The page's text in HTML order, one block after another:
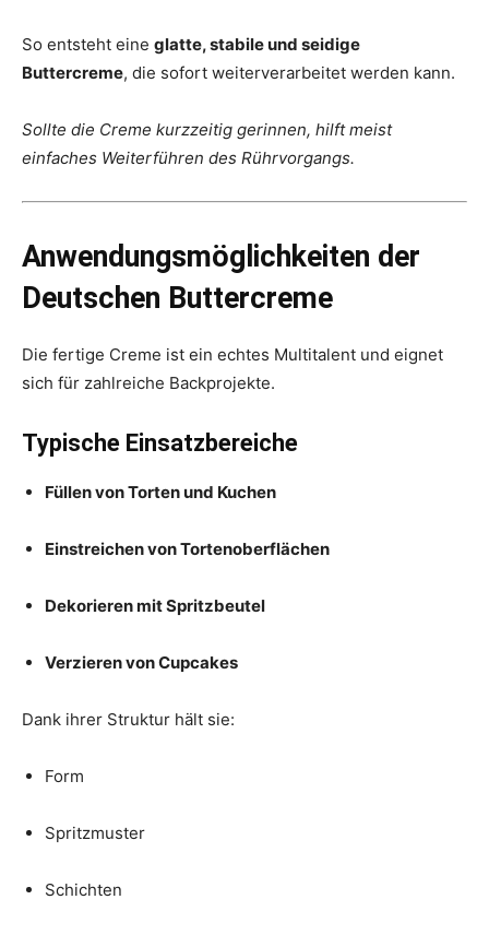
So entsteht eine glatte, stabile und seidige
Buttercreme, die sofort weiterverarbeitet werden kann.
Sollte die Creme kurzzeitig gerinnen, hilft meist
einfaches Weiterführen des Rührvorgangs.
Anwendungsmöglichkeiten der
Deutschen Buttercreme
Die fertige Creme ist ein echtes Multitalent und eignet
sich für zahlreiche Backprojekte.
Typische Einsatzbereiche
Füllen von Torten und Kuchen
Einstreichen von Tortenoberflächen
Dekorieren mit Spritzbeutel
Verzieren von Cupcakes
Dank ihrer Struktur hält sie:
Form
Spritzmuster
Schichten